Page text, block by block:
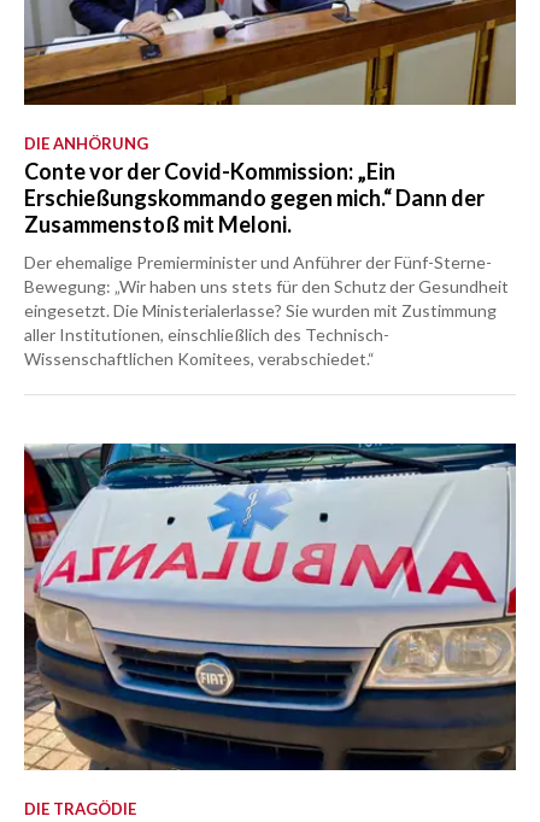
DIE ANHÖRUNG
Conte vor der Covid-Kommission: „Ein
Erschießungskommando gegen mich.“ Dann der
Zusammenstoß mit Meloni.
Der ehemalige Premierminister und Anführer der Fünf-Sterne-
Bewegung: „Wir haben uns stets für den Schutz der Gesundheit
eingesetzt. Die Ministerialerlasse? Sie wurden mit Zustimmung
aller Institutionen, einschließlich des Technisch-
Wissenschaftlichen Komitees, verabschiedet.“
DIE TRAGÖDIE